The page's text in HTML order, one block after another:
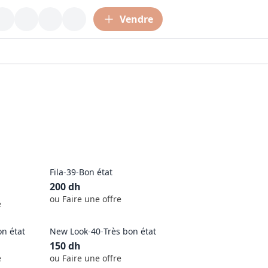
Vendre
Fila-39-Bon état
200dh
ou Faire une offre
état New Look-40-Très bon état
150dh
ou Faire une offre